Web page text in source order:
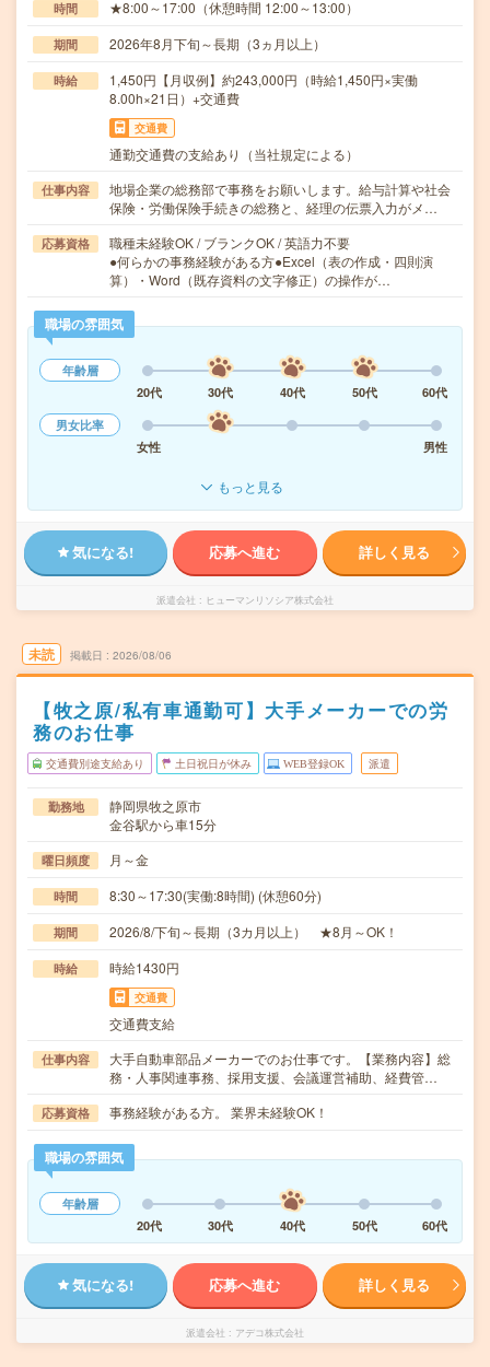
時間 ★8:00～17:00（休憩時間 12:00～13:00）
期間 2026年8月下旬～長期（3ヵ月以上）
時給
1,450円【月収例】約243,000円（時給1,450円×実働
8.00h×21日）+交通費
交通費
通勤交通費の支給あり（当社規定による）
仕事内容
地場企業の総務部で事務をお願いします。給与計算や社会
保険・労働保険手続きの総務と、経理の伝票入力がメ…
応募資格
職種未経験OK / ブランクOK / 英語力不要
●何らかの事務経験がある方●Excel（表の作成・四則演
算）・Word（既存資料の文字修正）の操作が…
職場の雰囲気
年齢層
20代
30代 40代 50代
60代
男女比率
女性
男性
もっと見る
気になる! 応募へ進む 詳しく見る
派遣会社 ヒューマンリソシア株式会社
未読 掲載日 2026/08/06
【牧之原/私有車通勤可】大手メーカーでの労
務のお仕事
交通費別途支給あり 土日祝日が休み WEB登録OK 派遣
勤務地
静岡県牧之原市
金谷駅から車15分
曜日頻度 月～金
時間 8:30～17:30(実働:8時間) (休憩60分)
期間 2026/8/下旬～長期（3カ月以上） ★8月～OK！
時給 時給1430円
交通費
交通費支給
仕事内容
大手自動車部品メーカーでのお仕事です。【業務内容】総
務・人事関連事務、採用支援、会議運営補助、経費管…
応募資格 事務経験がある方。 業界未経験OK！
職場の雰囲気
年齢層
20代
30代 40代 50代 60代
気になる! 応募へ進む 詳しく見る
派遣会社 アデコ株式会社